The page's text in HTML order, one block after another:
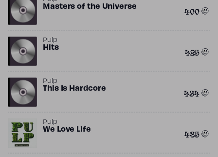
Masters of the Universe 400
Pulp
Hits 425
Pulp
This Is Hardcore 434
Pulp
We Love Life 485